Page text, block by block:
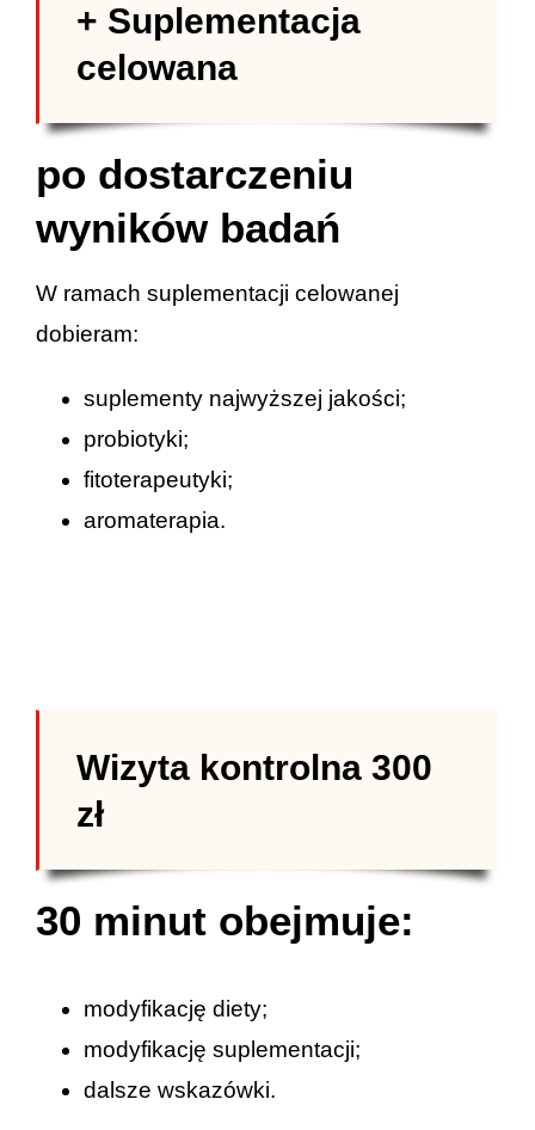
+ Suplementacja
celowana
po dostarczeniu
wyników badań
W ramach suplementacji celowanej
dobieram:
suplementy najwyższej jakości;
probiotyki;
fitoterapeutyki;
aromaterapia.
Wizyta kontrolna 300
zł
30 minut obejmuje:
modyfikację diety;
modyfikację suplementacji;
dalsze wskazówki.